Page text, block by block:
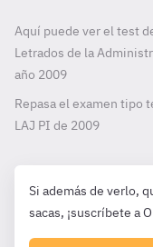
Aquí puede ver el test
Letrados de la
año 2009
Repasa el examen tipo
LAJ PI de 2009
Si además de verlo,
sacas, ¡suscríbete a